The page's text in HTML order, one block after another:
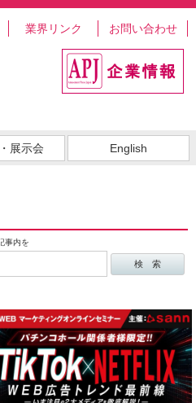
業界リンク お問い合わせ
展示会 English
事内を